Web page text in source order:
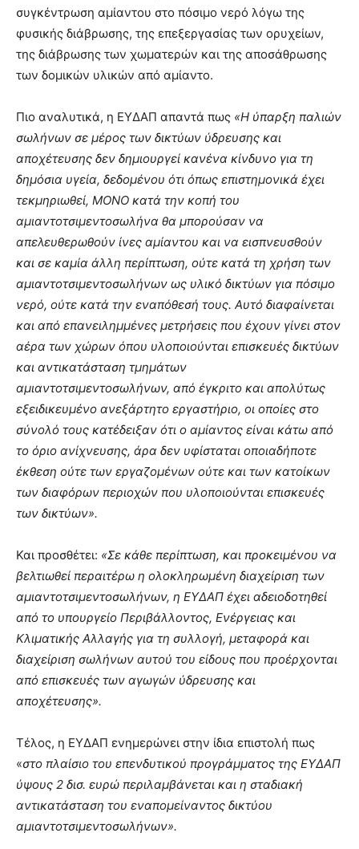
συγκέντρωση αμίαντου στο πόσιμο νερό λόγω της
φυσικής διάβρωσης, της επεξεργασίας των ορυχείων,
της διάβρωσης των χωματερών και της αποσάθρωσης
των δομικών υλικών από αμίαντο.
Πιο αναλυτικά, η ΕΥΔΑΠ απαντά πως «Η ύπαρξη παλιών
σωλήνων σε μέρος των δικτύων ύδρευσης και
αποχέτευσης δεν δημιουργεί κανένα κίνδυνο για τη
δημόσια υγεία, δεδομένου ότι όπως επιστημονικά έχει
τεκμηριωθεί, ΜΟΝΟ κατά την κοπή του
αμιαντοτσιμεντοσωλήνα θα μπορούσαν να
απελευθερωθούν ίνες αμίαντου και να εισπνευσθούν
και σε καμία άλλη περίπτωση, ούτε κατά τη χρήση των
αμιαντοτσιμεντοσωλήνων ως υλικό δικτύων για πόσιμο
νερό, ούτε κατά την εναπόθεσή τους. Αυτό διαφαίνεται
και από επανειλημμένες μετρήσεις που έχουν γίνει στον
αέρα των χώρων όπου υλοποιούνται επισκευές δικτύων
και αντικατάσταση τμημάτων
αμιαντοτσιμεντοσωλήνων, από έγκριτο και απολύτως
εξειδικευμένο ανεξάρτητο εργαστήριο, οι οποίες στο
σύνολό τους κατέδειξαν ότι ο αμίαντος είναι κάτω από
το όριο ανίχνευσης, άρα δεν υφίσταται οποιαδήποτε
έκθεση ούτε των εργαζομένων ούτε και των κατοίκων
των διαφόρων περιοχών που υλοποιούνται επισκευές
των δικτύων».
Και προσθέτει: «Σε κάθε περίπτωση, και προκειμένου να
βελτιωθεί περαιτέρω η ολοκληρωμένη διαχείριση των
αμιαντοτσιμεντοσωλήνων, η ΕΥΔΑΠ έχει αδειοδοτηθεί
από το υπουργείο Περιβάλλοντος, Ενέργειας και
Κλιματικής Αλλαγής για τη συλλογή, μεταφορά και
διαχείριση σωλήνων αυτού του είδους που προέρχονται
από επισκευές των αγωγών ύδρευσης και
αποχέτευσης».
Τέλος, η ΕΥΔΑΠ ενημερώνει στην ίδια επιστολή πως
«στο πλαίσιο του επενδυτικού προγράμματος της ΕΥΔΑΠ
ύψους 2 δισ. ευρώ περιλαμβάνεται και η σταδιακή
αντικατάσταση του εναπομείναντος δικτύου
αμιαντοτσιμεντοσωλήνων».